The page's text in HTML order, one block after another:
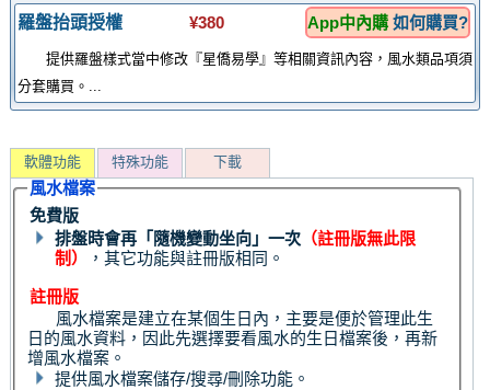
羅盤抬頭授權 ¥380 App中內購 如何購買?
提供羅盤樣式當中修改『星僑易學』等相關資訊內容，風水類品項須
分套購買。...
軟體功能 特殊功能 下載
風水檔案
免費版
排盤時會再「隨機變動坐向」一次 （註冊版無此限
制）
，其它功能與註冊版相同。
註冊版
風水檔案是建立在某個生日內，主要是便於管理此生
日的風水資料，因此先選擇要看風水的生日檔案後，再新
增風水檔案。
提供風水檔案儲存/搜尋/刪除功能。